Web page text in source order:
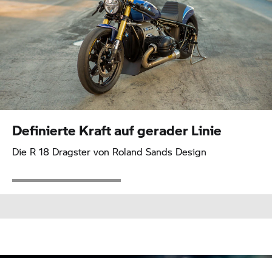
Definierte Kraft auf gerader Linie
Die R 18 Dragster von Roland Sands Design